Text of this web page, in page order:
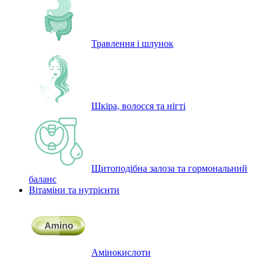
Травлення і шлунок
Шкіра, волосся та нігті
Щитоподібна залоза та гормональний
баланс
Вітаміни та нутрієнти
Амінокислоти